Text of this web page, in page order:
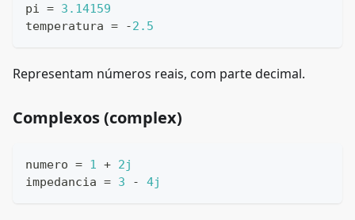
pi = 3.14159
temperatura = -2.5
Representam números reais, com parte decimal.
Complexos (complex)
numero = 1 + 2j
impedancia = 3 - 4j